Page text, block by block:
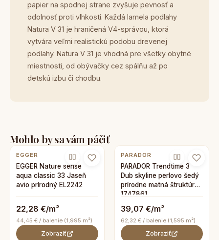
papier na spodnej strane zvyšuje pevnosť a
odolnosť proti vlhkosti. Každá lamela podlahy
Natura V 31 je hraničená V4-správou, ktorá
vytvára veľmi realistickú podobu drevenej
podlahy. Natura V 31 je vhodná pre všetky obytné
miestnosti, od obývačky cez spálňu až po
detskú izbu či chodbu.
Mohlo by sa vám páčiť
EGGER
EGGER Nature sense
aqua classic 33 Jaseň
avio prírodný EL2242
22,28 €/m²
44,45 € / balenie (1,995 m²)
Zobraziť
PARADOR
PARADOR Trendtime 3
Dub skyline perlovo šedý
prírodne matná štruktúra
1747861
39,07 €/m²
62,32 € / balenie (1,595 m²)
Zobraziť